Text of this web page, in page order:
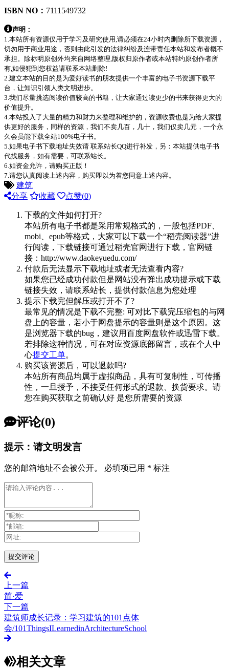
ISBN NO： 7111549732
声明：
1.本站所有资源仅用于学习及研究使用,请必须在24小时内删除所下载资源，
切勿用于商业用途，否则由此引发的法律纠纷及连带责任本站和发布者概不
承担。除标明原创外均来自网络整理,版权归原作者或本站特约原创作者所
有,如侵犯到您权益请联系本站删除!
2.建立本站的目的是为爱好读书的朋友提供一个丰富的电子书资源下载平
台，让知识引领人类文明进步。
3.我们尽量挑选阅读价值较高的书籍，让大家通过读更少的书来获得更大的
价值提升。
4.本站投入了大量的精力和财力来整理和维护的，资源收费也是为给大家提
供更好的服务，同样的资源，我们不卖几百，几十，我们仅卖几元，一个永
久会员能下载全站100%电子书。
5.如果电子书下载地址失效请 联系站长QQ进行补发，另：本站提供电子书
代找服务，如有需要，可联系站长。
6.如资金允许，请购买正版！
7.请您认真阅读上述内容，购买即以为着您同意上述内容。
建筑
分享
收藏 点赞(0)
下载的文件如何打开?
本站所有电子书都是采用常规格式的，一般包括PDF、
mobi、epub等格式，大家可以下载一个“稻壳阅读器”进
行阅读，下载链接可通过稻壳官网进行下载，官网链
接：http://www.daokeyuedu.com/
付款后无法显示下载地址或者无法查看内容?
如果您已经成功付款但是网站没有弹出成功提示或下载
链接失效，请联系站长，提供付款信息为您处理
提示下载完但解压或打开不了?
最常见的情况是下载不完整: 可对比下载完压缩包的与网
盘上的容量，若小于网盘提示的容量则是这个原因。这
是浏览器下载的bug，建议用百度网盘软件或迅雷下载。
若排除这种情况，可在对应资源底部留言，或在个人中
心提交工单。
购买该资源后，可以退款吗?
本站所有商品均属于虚拟商品，具有可复制性，可传播
性，一旦授予，不接受任何形式的退款、换货要求。请
您在购买获取之前确认好 是您所需要的资源
评论(0)
提示：请文明发言
您的邮箱地址不会被公开。 必填项已用 * 标注
上一篇
简·爱
下一篇
建筑师成长记录：学习建筑的101点体
会/101ThingsILearnedinArchitectureSchool
相关文章